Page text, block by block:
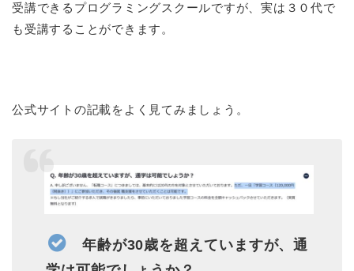
受講できるプログラミングスクールですが、実は３０代で
も受講することができます。
公式サイトの記載をよく見てみましょう。
年齢が30歳を超えていますが、通